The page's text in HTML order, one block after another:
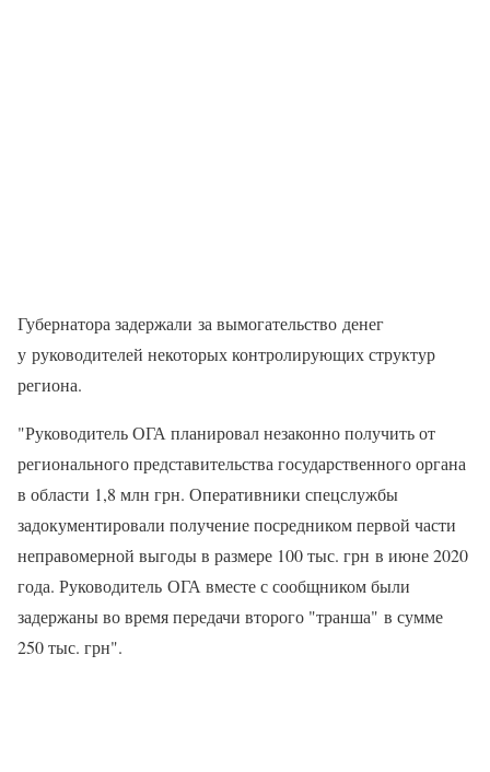
Губернатора задержали за вымогательство денег
у руководителей некоторых контролирующих структур
региона.
"Руководитель ОГА планировал незаконно получить от
регионального представительства государственного органа
в области 1,8 млн грн. Оперативники спецслужбы
задокументировали получение посредником первой части
неправомерной выгоды в размере 100 тыс. грн в июне 2020
года. Руководитель ОГА вместе с сообщником были
задержаны во время передачи второго "транша" в сумме
250 тыс. грн".